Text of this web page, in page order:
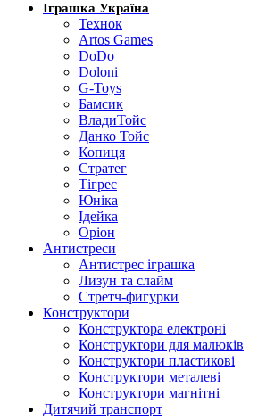
Іграшка Україна
Технок
Artos Games
DoDo
Doloni
G-Toys
Бамсик
ВладиТойс
Данко Тойс
Копиця
Стратег
Тігрес
Юніка
Ідейка
Оріон
Антистреси
Антистрес іграшка
Лизун та слайм
Стретч-фигурки
Конструктори
Конструктора електроні
Конструктори для малюків
Конструктори пластикові
Конструктори металеві
Конструктори магнітні
Дитячий транспорт